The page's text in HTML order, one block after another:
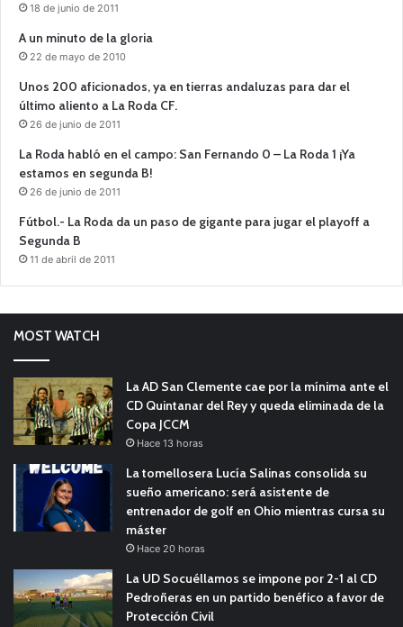
18 de junio de 2011
A un minuto de la gloria
22 de mayo de 2010
Unos 200 aficionados, ya en tierras andaluzas para dar el
último aliento a La Roda CF.
26 de junio de 2011
La Roda habló en el campo: San Fernando 0 – La Roda 1 ¡Ya
estamos en segunda B!
26 de junio de 2011
Fútbol.- La Roda da un paso de gigante para jugar el playoff a
Segunda B
11 de abril de 2011
MOST WATCH
La AD San Clemente cae por la mínima ante el
CD Quintanar del Rey y queda eliminada de la
Copa JCCM
Hace 13 horas
La tomellosera Lucía Salinas consolida su
sueño americano: será asistente de
entrenador de golf en Ohio mientras cursa su
máster
Hace 20 horas
La UD Socuéllamos se impone por 2-1 al CD
Pedroñeras en un partido benéfico a favor de
Protección Civil